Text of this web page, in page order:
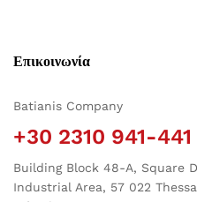
Επικοινωνία
Batianis Company
+30 2310 941-441
Building Block 48-A, Square
Industrial Area, 57 022